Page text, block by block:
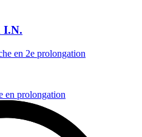
I.N.
en 2e prolongation